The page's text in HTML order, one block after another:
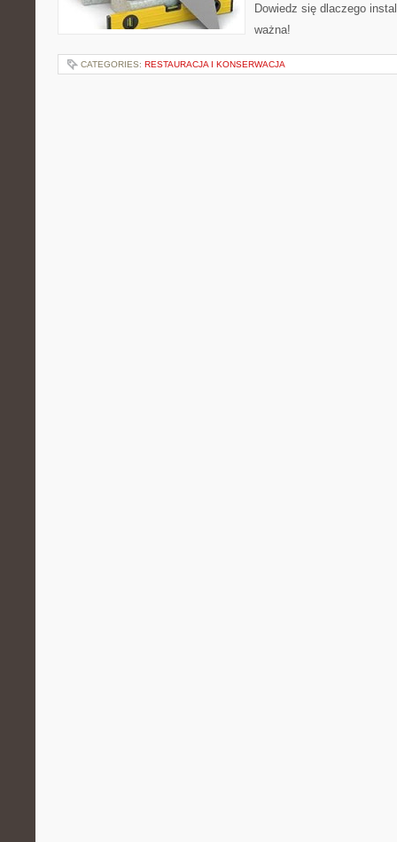
Dowiedz się dlaczego
ważna!
CATEGORIES: RESTAURACJA I KONSERWACJA